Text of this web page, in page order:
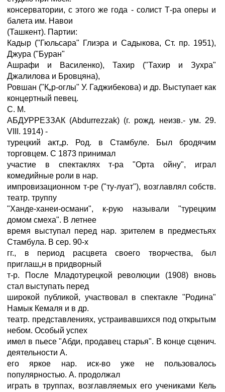
консерватории, с этого же года - солист Т-ра оперы и
балета им. Навои
(Ташкент). Партии:
Кадыр ("Гюльсара" Глиэра и Садыкова, Ст. пр. 1951),
Джура ("Буран"
Ашрафи и Василенко), Тахир ("Тахир и Зухра"
Джалилова и Бровцяна),
Ровшан ("К„р-оглы" У. Гаджибекова) и др. Выступает как
концертный певец.
С. М.
АБДУРРЕЗЗАК (Abdurrezzak) (г. рожд. неизв.- ум. 29.
VIII. 1914) -
турецкий акт„р. Род. в Стамбуле. Был бродячим
торговцем. С 1873 принимал
участие в спектаклях т-ра "Орта ойну", играл
комедийные роли в нар.
импровизационном т-ре ("ту-луат"), возглавлял собств.
театр. труппу
"Ханде-ханеи-османи", к-рую называли "турецким
домом смеха". В летнее
время выступал перед нар. зрителем в предместьях
Стамбула. В сер. 90-х
гг., в период расцвета своего творчества, был
приглаш„н в придворный
т-р. После Младотурецкой революции (1908) вновь
стал выступать перед
широкой публикой, участвовал в спектакле "Родина"
Намык Кемаля и в др.
театр. представлениях, устраивавшихся под открытым
небом. Особый успех
имел в пьесе "Абди, продавец старья". В конце сценич.
деятельности А.
его яркое нар. иск-во уже не пользовалось
популярностью. А. продолжал
играть в труппах, возглавляемых его учениками Кель